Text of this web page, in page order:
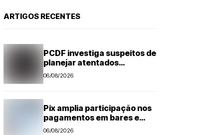
ARTIGOS RECENTES
PCDF investiga suspeitos de
planejar atentados
no período eleitoral
06/08/2026
Pix amplia participação nos
pagamentos em bares e
restaurantes
06/08/2026